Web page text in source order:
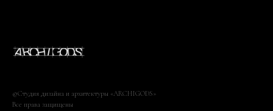
©Студия дизайна и архитектуры «ARCHIGODS»
Все права защищены